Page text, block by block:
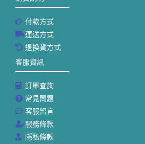
付款方式
運送方式
退換貨方式
客服資訊
訂單查詢
常見問題
客服留言
服務條款
隱私條款